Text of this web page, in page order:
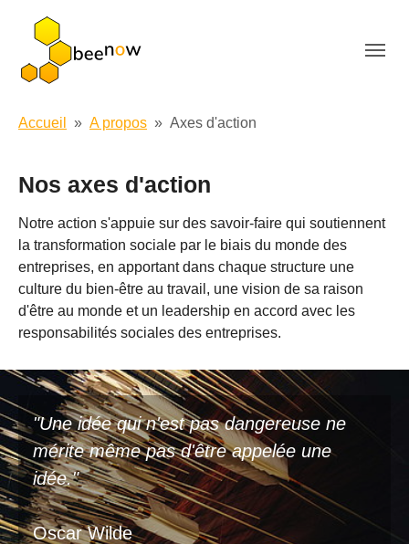
Accueil A propos Axes d'action
Nos axes d'action
Notre action s'appuie sur des savoir-faire qui soutiennent
la transformation sociale par le biais du monde des
entreprises, en apportant dans chaque structure une
culture du bien-être au travail, une vision de sa raison
d'être au monde et un leadership en accord avec les
responsabilités sociales des entreprises.
"Une idée qui n'est pas dangereuse ne
mérite même pas d'être appelée une
idée."
Oscar Wilde